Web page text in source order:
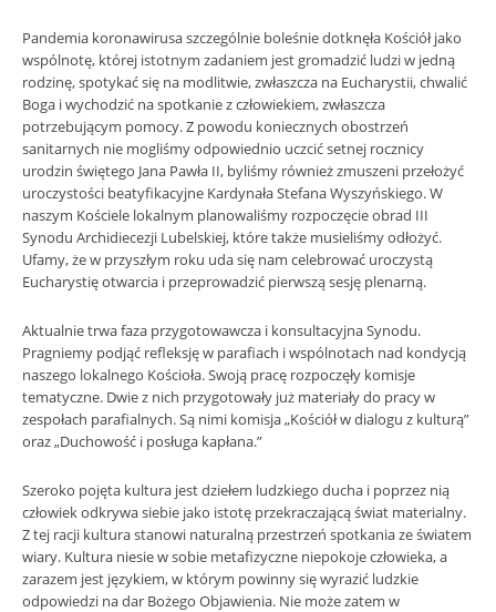
Pandemia koronawirusa szczególnie boleśnie dotknęła Kościół jako
wspólnotę, której istotnym zadaniem jest gromadzić ludzi w jedną
rodzinę, spotykać się na modlitwie, zwłaszcza na Eucharystii, chwalić
Boga i wychodzić na spotkanie z człowiekiem, zwłaszcza
potrzebującym pomocy. Z powodu koniecznych obostrzeń
sanitarnych nie mogliśmy odpowiednio uczcić setnej rocznicy
urodzin świętego Jana Pawła II, byliśmy również zmuszeni przełożyć
uroczystości beatyfikacyjne Kardynała Stefana Wyszyńskiego. W
naszym Kościele lokalnym planowaliśmy rozpoczęcie obrad III
Synodu Archidiecezji Lubelskiej, które także musieliśmy odłożyć.
Ufamy, że w przyszłym roku uda się nam celebrować uroczystą
Eucharystię otwarcia i przeprowadzić pierwszą sesję plenarną.
Aktualnie trwa faza przygotowawcza i konsultacyjna Synodu.
Pragniemy podjąć refleksję w parafiach i wspólnotach nad kondycją
naszego lokalnego Kościoła. Swoją pracę rozpoczęły komisje
tematyczne. Dwie z nich przygotowały już materiały do pracy w
zespołach parafialnych. Są nimi komisja „Kościół w dialogu z kulturą”
oraz „Duchowość i posługa kapłana.”
Szeroko pojęta kultura jest dziełem ludzkiego ducha i poprzez nią
człowiek odkrywa siebie jako istotę przekraczającą świat materialny.
Z tej racji kultura stanowi naturalną przestrzeń spotkania ze światem
wiary. Kultura niesie w sobie metafizyczne niepokoje człowieka, a
zarazem jest językiem, w którym powinny się wyrazić ludzkie
odpowiedzi na dar Bożego Objawienia. Nie może zatem w